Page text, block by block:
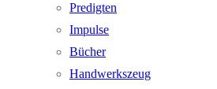
Predigten
Impulse
Bücher
Handwerkszeug